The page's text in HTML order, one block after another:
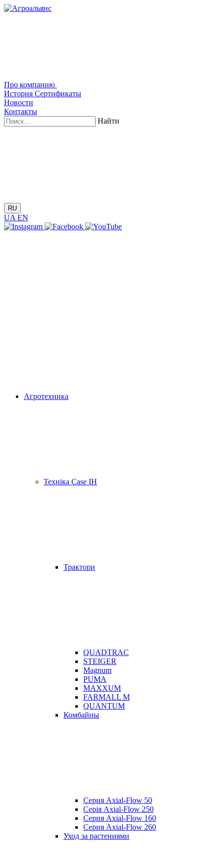
Про компанию
История Сертификаты
Новости
Контакты
Найти
RU
UA EN
Агротехника
Техніка Case IH
Трактори
QUADTRAC
STEIGER
Magnum
PUMA
MAXXUM
FARMALL M
QUANTUM
Комбайны
Серия Axial-Flow 50
Серія Axial-Flow 250
Серия Axial-Flow 160
Серия Axial-Flow 260
Уход за растениями